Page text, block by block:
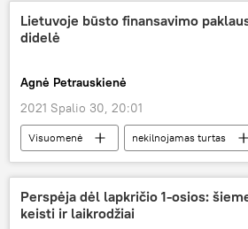
Lietuvoje būsto finansavimo
didelė
Agnė Petrauskienė
2021 Spalio 30, 20:01
Visuomenė
nekilnojamas turtas
paskola
būsto paskolos
Perspėja dėl lapkričio 1-osios:
keisti ir laikrodžiai